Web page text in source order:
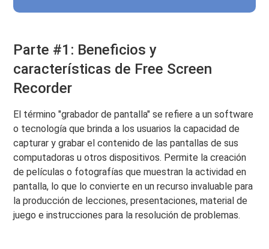
Parte #1: Beneficios y
características de Free Screen
Recorder
El término "grabador de pantalla" se refiere a un software
o tecnología que brinda a los usuarios la capacidad de
capturar y grabar el contenido de las pantallas de sus
computadoras u otros dispositivos. Permite la creación
de películas o fotografías que muestran la actividad en
pantalla, lo que lo convierte en un recurso invaluable para
la producción de lecciones, presentaciones, material de
juego e instrucciones para la resolución de problemas.